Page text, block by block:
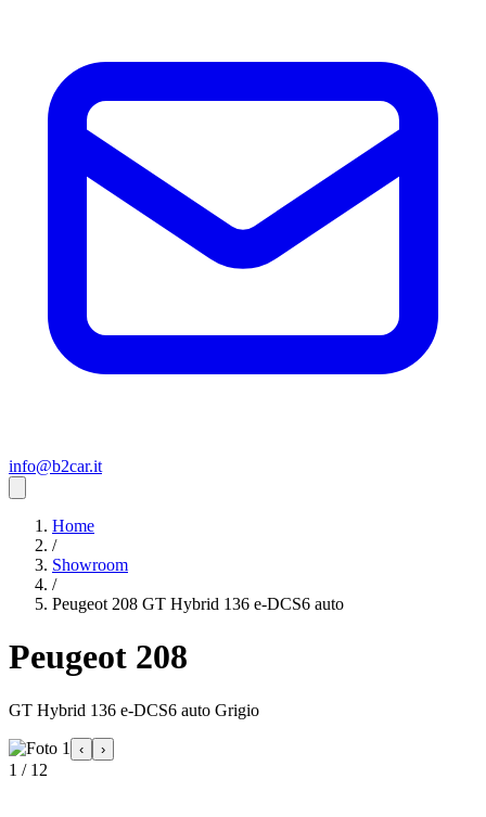
info@b2car.it
Home
/
Showroom
/
Peugeot 208 GT Hybrid 136 e-DCS6 auto
Peugeot 208
GT Hybrid 136 e-DCS6 auto Grigio
‹ ›
1 / 12